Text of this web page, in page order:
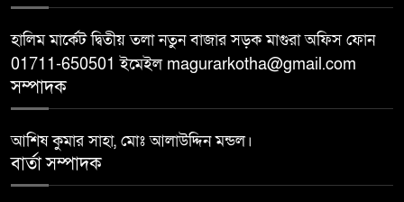
হালিম মার্কেট দ্বিতীয় তলা নতুন বাজার সড়ক মাগুরা অফিস ফোন
01711-650501 ইমেইল magurarkotha@gmail.com
সম্পাদক
আশিষ কুমার সাহা, মোঃ আলাউদ্দিন মন্ডল।
বার্তা সম্পাদক